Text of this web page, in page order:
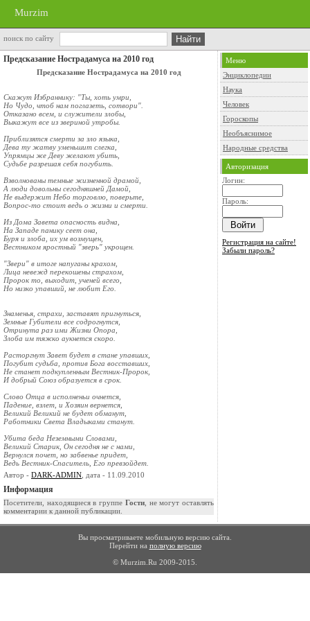
Murzim
поиск по сайту
Предсказание Нострадамуса на 2010 год
Предсказание Нострадамуса на 2010 год
Скажут Избраннику: "Ты, хоть умри,
Но Чудо, чтоб нам поглазеть, сотвори".
Отказано всем, и служители злобы,
Выкажут все из звериной утробы.
Приблизятся смерти за зло языка,
Дева ту жатву уменьшит слегка,
Упрямцы же Деву желают убить,
Судьбе разрешая себя погубить.
Взволнованы темные жизненной драмой,
А люди довольны сегодняшней Дамой,
Не выдержит Небо торговлю, поверьте,
Вопрос-то стоит ведь о жизни и смерти.
Из Дома Завета опасность видна,
На Западе панику сеет она,
Буря и злоба, их ум возмущен,
Вестником яростный "зверь" укрощен.
"Звери" в итоге напуганы крахом,
Лица невежд перекошены страхом,
Пророк то, выходит, ученей всего,
Но низко упавший, не любит Его.
Знаменья, страхи, заставят пригнуться,
Земные Губители все содрогнутся,
Отринута раз ими Жизни Опора,
Злоба им тяжко аукнется скоро.
Расторгнут Завет будет в стане упавших,
Погубит судьба, против Бога восставших,
Не станет подкупленным Вестник-Пророк,
И добрый Союз образуется в срок.
Слово Отца в исполненьи очнется,
Падение, взлет, и Хозяин вернется,
Великий Великий не будет обманут,
Работники Света Владыками станут.
Убита беда Неземными Словами,
Великий Старик, Он сегодня не с нами,
Вернулся почет, но забвенье придет,
Ведь Вестник-Спаситель, Его превзойдет.
Автор - DARK-ADMIN , дата - 11.09.2010
Информация
Посетители, находящиеся в группе Гости, не могут оставлять
комментарии к данной публикации.
Меню
Энциклопедии
Наука
Человек
Гороскопы
Необъяснимое
Народные средства
Авторизация
Логин:
Пароль:
Регистрация на сайте!
Забыли пароль?
Вы просматриваете мобильную версию сайта.
Перейти на полную версию
© Murzim.Ru 2009-2015.